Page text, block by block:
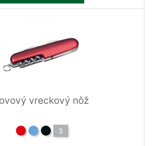
vreckový nôž
3